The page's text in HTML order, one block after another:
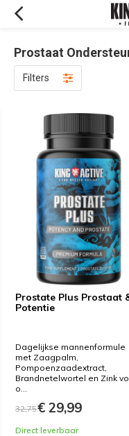
Prostaat
Filters
Prostate Plus Prostaat
Potentie
Dagelijkse mannenformule
met Zaagpalm,
Pompoenzaadextract,
Brandnetelwortel en Zink
o...
32,75€ 29,99
Direct leverbaar